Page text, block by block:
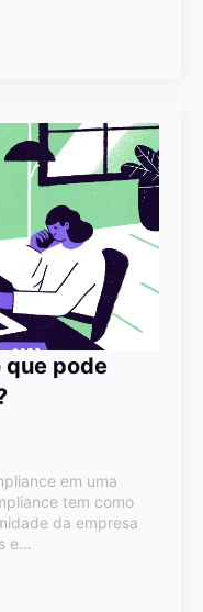
que pode
em uma
tem como
da empresa
e…